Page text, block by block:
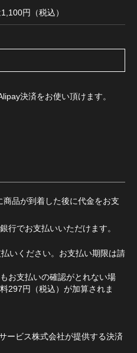
円（税込）
決済をお使い頂けます。
品が到着した後に代金をお支
行でお支払いいただけます。
いください。お支払い期限は請
お支払いの確認がとれない場
297円（税込）が加算されま
ービス株式会社が提供する決済